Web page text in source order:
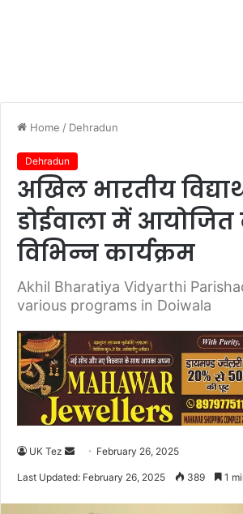
Home / Dehradun
Dehradun
अखिल भारतीय
डोईवाला में
विभिन्न कार्यक्रम
Akhil Bharatiya Vidyarthi
various programs in Doiwala
UK Tez
e
February 26, 2025
Last Updated: February 26, 2025 389 1